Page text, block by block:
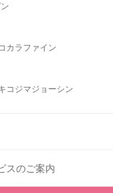
カラファイン
コジマジョーシン
スのご案内